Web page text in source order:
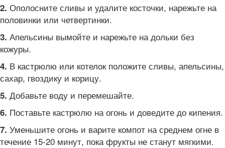
2. Ополосните сливы и удалите косточки, нарежьте на
половинки или четвертинки.
3. Апельсины вымойте и нарежьте на дольки без
кожуры.
4. В кастрюлю или котелок положите сливы, апельсины,
сахар, гвоздику и корицу.
5. Добавьте воду и перемешайте.
6. Поставьте кастрюлю на огонь и доведите до кипения.
7. Уменьшите огонь и варите компот на среднем огне в
течение 15-20 минут, пока фрукты не станут мягкими.